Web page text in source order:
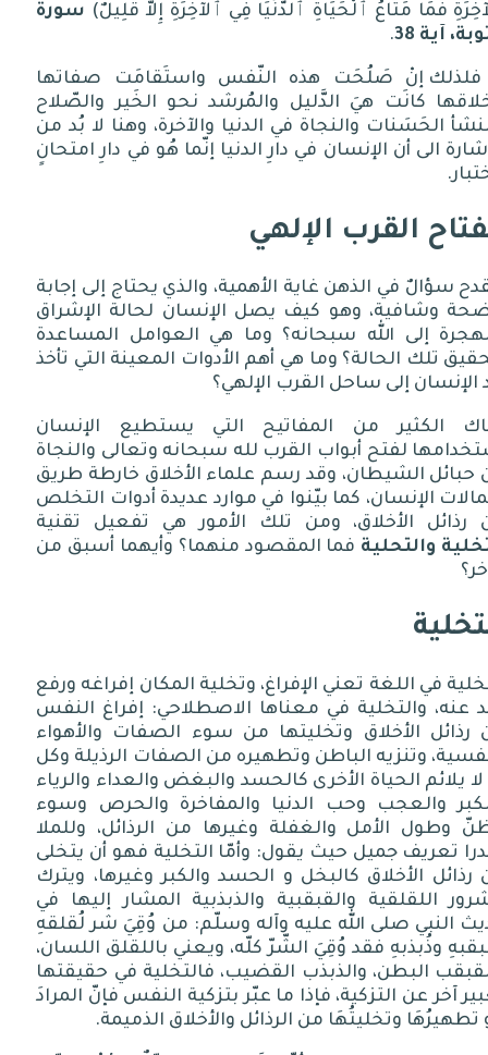
فَمَا مَتَاعُ ٱلْحَيَاةِ ٱلدُّنْيَا فِي ٱلآخِرَةِ إِلاَّ قَلِيلٌ) سورة
آية .
فلذلك إنْ صَلُحَت هذه النّفس واستَقامَت صفاتها
كانَت هيَ الدَّليل والمُرشد نحو الخَير والصّلاح
الحَسَنات والنجاة في الدنيا والآخرة، وهنا لا بُد من
الى أن الإنسان في دارِ الدنيا إنّما هُو في دارِ امتحانٍ
.
القرب الإلهي
سؤالٌ في الذهن غاية الأهمية، والذي يحتاج إلى إجابة
وشافية، وهو كيف يصل الإنسان لحالة الإشراق
إلى الله سبحانه؟ وما هي العوامل المساعدة
تلك الحالة؟ وما هي أهم الأدوات المعينة التي تأخذ
الإنسان إلى ساحل القرب الإلهي؟
الكثير من المفاتيح التي يستطيع الإنسان
لفتح أبواب القرب لله سبحانه وتعالى والنجاة
حبائل الشيطان، وقد رسم علماء الأخلاق خارطة طريق
الإنسان، كما بيّنوا في موارد عديدة أدوات التخلص
رذائل الأخلاق، ومن تلك الأمور هي تفعيل تقنية
والتحلية فما المقصود منهما؟ وأيهما أسبق من
في اللغة تعني الإفراغ، وتخلية المكان إفراغه ورفع
عنه، والتخلية في معناها الاصطلاحي: إفراغ النفس
رذائل الأخلاق وتخليتها من سوء الصفات
والأهواء
وتنزيه الباطن وتطهيره من الصفات الرذيلة وكل
لا يلائم الحياة الأخرى كالحسد والبغض والعداء والرياء
والعجب وحب الدنيا والمفاخرة والحرص
وسوء
وطول الأمل والغفلة وغيرها من الرذائل،
وللملا
تعريف جميل حيث يقول: وأمّا التخلية فهو أن يتخلى
رذائل الأخلاق كالبخل و الحسد والكبر وغيرها، ويترك
اللقلقية والقبقبية والذبذبية المشار إليها
في
النبي صلى الله عليه وآله وسلّم: من وُقِيَ شر لُقلقهِ
وذُبذبهِ فقد وُقِيَ الشّرّ كلّه، ويعني باللقلق اللسان،
البطن، والذبذب القضيب، فالتخلية في حقيقتها
آخر عن التزكية، فإذا ما عبّر بتزكية النفس فإنّ المرادَ
تطهيرُهَا وتخليتُهَا من الرذائل والأخلاق الذميمة.